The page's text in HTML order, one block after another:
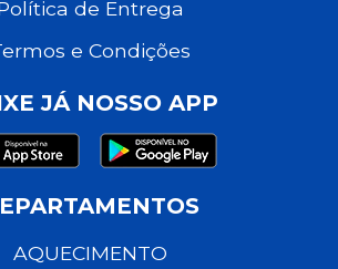
de Entrega
e Condições
JÁ NOSSO APP
AQUECIMENTO